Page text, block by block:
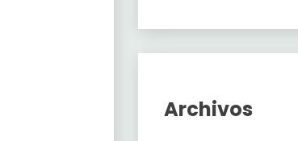
Archivos